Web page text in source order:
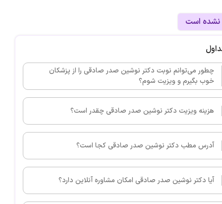
نشده است
چطور می‌توانم نوبت دکتر نوشین صدر صادقی را از پزشکان
خوب بگیرم و ویزیت شوم؟
هزینه ویزیت دکتر نوشین صدر صادقی چقدر است؟
آدرس مطب دکتر نوشین صدر صادقی کجا است؟
آیا دکتر نوشین صدر صادقی امکان مشاوره آنلاین دارد؟